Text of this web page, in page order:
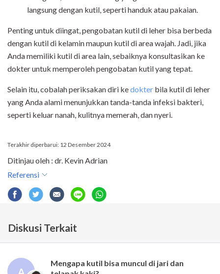
langsung dengan kutil, seperti handuk atau pakaian.
Penting untuk diingat, pengobatan kutil di leher bisa berbeda
dengan kutil di kelamin maupun kutil di area wajah. Jadi, jika
Anda memiliki kutil di area lain, sebaiknya konsultasikan ke
dokter untuk memperoleh pengobatan kutil yang tepat.
Selain itu, cobalah periksakan diri kedokter bila kutil di leher
yang Anda alami menunjukkan tanda-tanda infeksi bakteri,
seperti keluar nanah, kulitnya memerah, dan nyeri.
Terakhir diperbarui: 12 Desember 2024